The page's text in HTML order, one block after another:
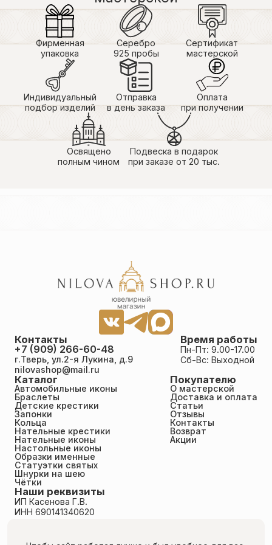
Фирменная
упаковка
Серебро
925 пробы
Сертификат
мастерской
Индивидуальный
подбор изделий
Отправка
в день заказа
Оплата
при получении
Освящено
полным чином
Подвеска в подарок
при заказе от 20 тыс.
Каталог
Автомобильные иконы
Браслеты
Детские крестики
Запонки
Кольца
Нательные крестики
Нательные иконы
Настольные иконы
Образки именные
Статуэтки святых
Шнурки на шею
Чётки
Покупателю
О мастерской
Доставка и оплата
Статьи
Отзывы
Контакты
Возврат
Акции
Время работы
Пн-Пт: 9.00-17.00
Сб-Вс: Выходной
Контакты
+7 (909) 266-60-48
г.Тверь, ул.2-я Лукина, д.9
nilovashop@mail.ru
Наши реквизиты
ИП Касенова Г.В.
ИНН 690141340620
Пользовательское соглашение